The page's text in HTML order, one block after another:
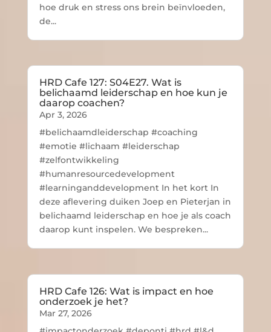
hoe druk en stress ons brein beïnvloeden,
de...
HRD Cafe 127: S04E27. Wat is
belichaamd leiderschap en hoe kun je
daarop coachen?
Apr 3, 2026
#belichaamdleiderschap #coaching
#emotie #lichaam #leiderschap
#zelfontwikkeling
#humanresourcedevelopment
#learninganddevelopment In het kort In
deze aflevering duiken Joep en Pieterjan in
belichaamd leiderschap en hoe je als coach
daarop kunt inspelen. We bespreken...
HRD Cafe 126: Wat is impact en hoe
onderzoek je het?
Mar 27, 2026